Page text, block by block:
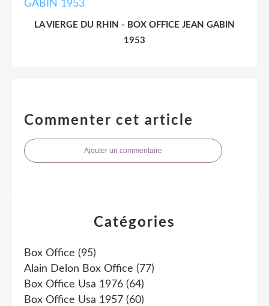
LA VIERGE DU RHIN - BOX OFFICE JEAN GABIN
1953
Commenter cet article
Ajouter un commentaire
Catégories
Box Office (95)
Alain Delon Box Office (77)
Box Office Usa 1976 (64)
Box Office Usa 1957 (60)